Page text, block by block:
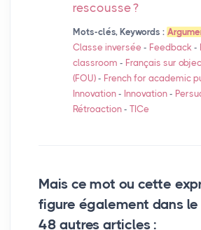
rescousse?
Mots-clés, Keywords :
Classe inversée - Feedback -
classroom - Français sur
(FOU)- French for academic
Innovation- Innovation-
Rétroaction- TICe
Mais ce mot ou cette
figure également dans
48 autres articles :